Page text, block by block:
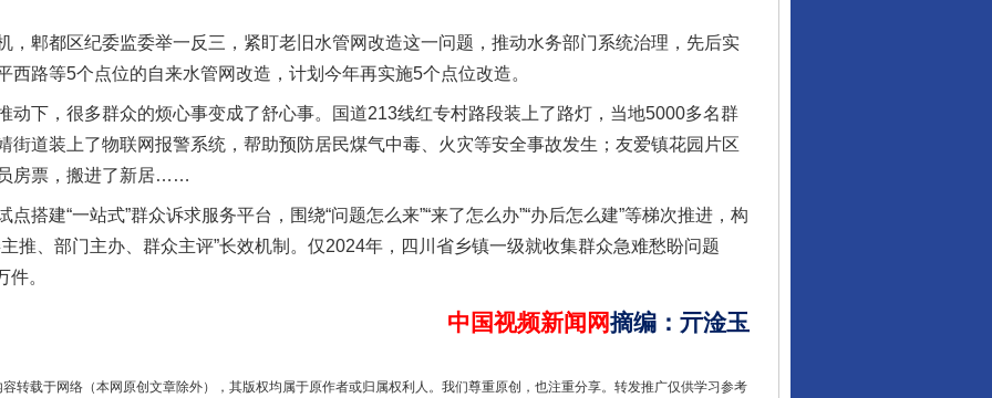
都区纪委监委举一反三，紧盯老旧水管网改造这一问题，推动水务部门系统治理，先后实
西路等5个点位的自来水管网改造，计划今年再实施5个点位改造。
，很多群众的烦心事变成了舒心事。国道213线红专村路段装上了路灯，当地5000多名群
街道装上了物联网报警系统，帮助预防居民煤气中毒、火灾等安全事故发生；友爱镇花园片区
房票，搬进了新居……
建“一站式”群众诉求服务平台，围绕“问题怎么来”“来了怎么办”“办后怎么建”等梯次推进，构
推、部门主办、群众主评”长效机制。仅2024年，四川省乡镇一级就收集群众急难愁盼问题
。
中国视频新闻网摘编 ： 亓淦玉
转载于网络（本网原创文章除外），其版权均属于原作者或归属权利人。我们尊重原创，也注重分享。转发推广仅供学习参考